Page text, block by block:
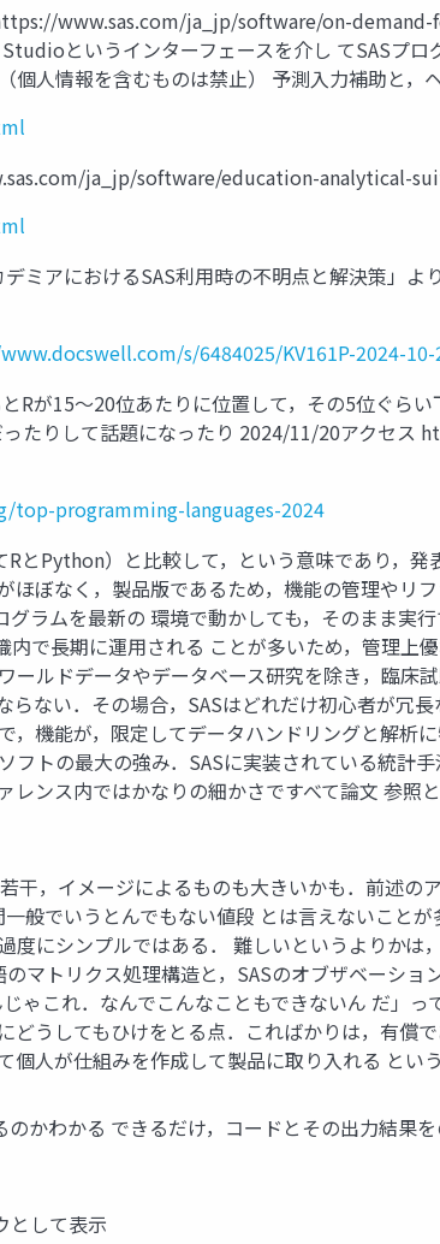
www.sas.com/ja_jp/software/on-
というインターフェースを介し てSASプロ
人情報を含むものは禁止） 予測入力補助と，
ja_jp/software/education-analytical-
アにおけるSAS利用時の不明点と解決策」よ
s/6484025/KV161P-2024-10-
Rが15～20位あたりに位置して，その5位ぐら
ったりして話題になったり 2024/11/20アクセ
top-programming-languages-2024
とPython）と比較して，という意味であり，
ぼなく，製品版であるため，機能の管理やリ
ラムを最新の 環境で動かしても，そのまま実
で長期に運用される ことが多いため，管理上
ルドデータやデータベース研究を除き，臨床
ない．その場合，SASはどれだけ初心者が冗
機能が，限定してデータハンドリングと解析
トの最大の強み．SASに実装されている統計
ンス内ではかなりの細かさですべて論文 参照
干，イメージによるものも大きいかも．前述の
般でいうとんでもない値段 とは言えないこと
にシンプルではある． 難しいというよりかは
マトリクス処理構造と，SASのオブザベーショ
ゃこれ．なんでこんなこともできないん だ」
うしてもひけをとる点．こればかりは，有償
人が仕組みを作成して製品に取り入れる とい
かわかる できるだけ，コードとその出力結果
として表示